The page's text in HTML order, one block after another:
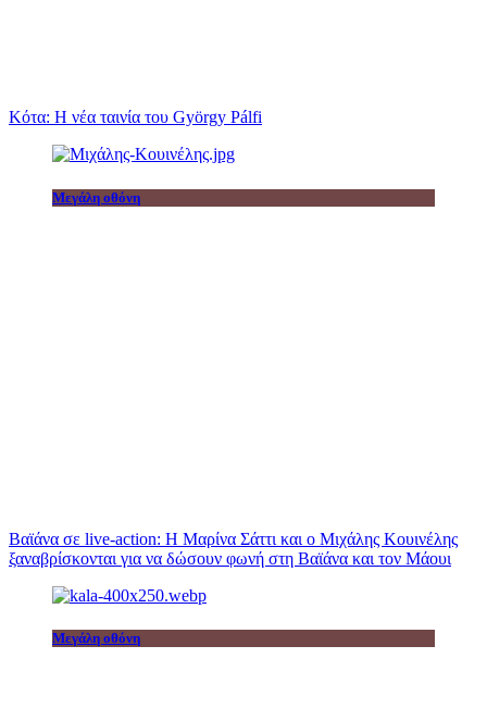
Κότα: Η νέα ταινία του György Pálfi
Μεγάλη οθόνη
Βαϊάνα σε live-action: Η Μαρίνα Σάττι και ο Μιχάλης Κουινέλης
ξαναβρίσκονται για να δώσουν φωνή στη Βαϊάνα και τον Μάουι
Μεγάλη οθόνη